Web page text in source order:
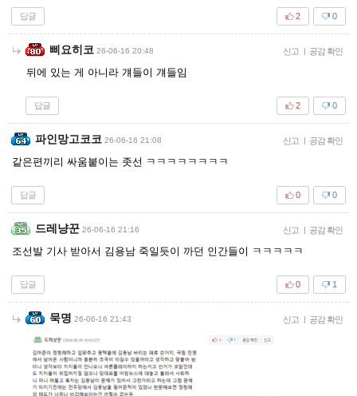
답글 0
2
삐요히코 26-06-16 20:48 신고 | 공감 확인
뒤에 있는 게 아니라 걔들이 걔들임
답글 0
2
파인망고코코 26-06-16 21:08 신고 | 공감 확인
같은편끼리 싸움붙이는 좃선 ㅋㅋㅋㅋㅋㅋㅋㅋ
답글 0
0
드레냥꾼 26-06-16 21:16 신고 | 공감 확인
조선발 기사 받아서 김용남 죽일듯이 까던 인간들이 ㅋㅋㅋㅋㅋ
답글 1
0
묵명 26-06-16 21:43 신고 | 공감 확인